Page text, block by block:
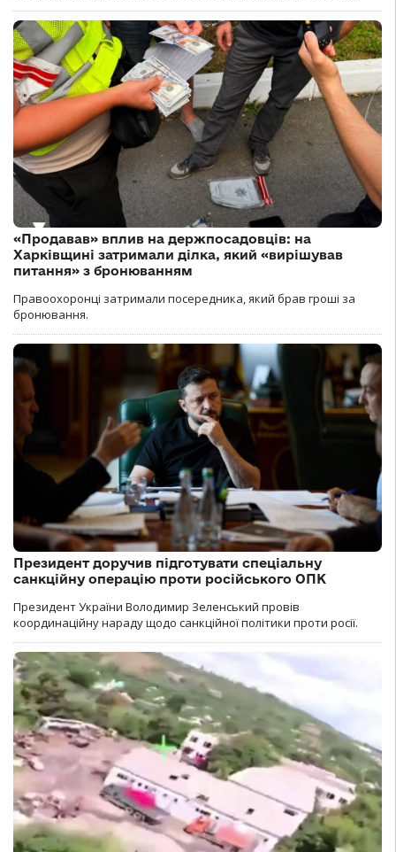
«Продавав» вплив на держпосадовців: на
Харківщині затримали ділка, який «вирішував
питання» з бронюванням
Правоохоронці затримали посередника, який брав гроші за
бронювання.
Президент доручив підготувати спеціальну
санкційну операцію проти російського ОПК
Президент України Володимир Зеленський провів
координаційну нараду щодо санкційної політики проти росії.